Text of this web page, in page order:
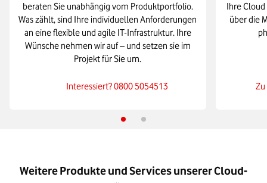
beraten Sie unabhängig vom Produktportfolio.
Was zählt, sind Ihre individuellen Anforderungen
an eine flexible und agile IT-Infrastruktur. Ihre
Wünsche nehmen wir auf – und setzen sie im
Projekt für Sie um.
Interessiert? 0800 5054513
Ihre
über die
Weitere Produkte und Services unserer Cloud-